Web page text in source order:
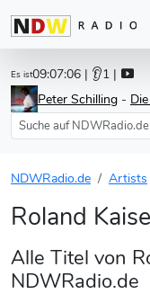
Es ist09:07:06 | 👂1 |
Peter Schilling -
NDWRadio.de Artists
Roland
Alle Titel von
NDWRadio.de